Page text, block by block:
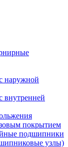
наружной
внутренней
покрытием
подшипники